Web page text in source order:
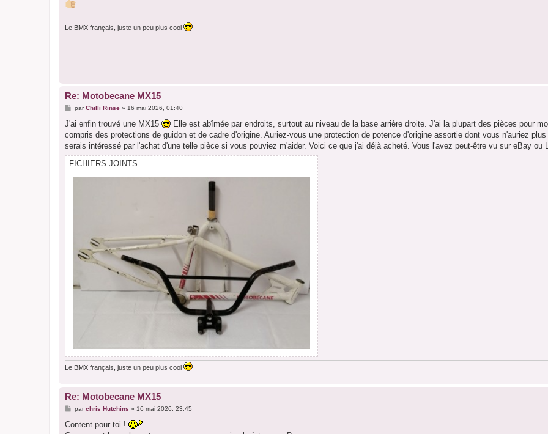
Le BMX français, juste un peu plus cool
Re: Motobecane MX15
M
s
a
g
parChilli Rinse» 16 mai 2026, 01:40
J'ai enfin trouvé une MX15
Elle est abîmée par endroits, surtout au niveau de la base arrière droite. J'ai la plupart des pièces pour
compris des protections de guidon et de cadre d'origine. Auriez-vous une protection de potence d'origine assortie dont vous n'auriez
serais intéressé par l'achat d'une telle pièce si vous pouviez m'aider. Voici ce que j'ai déjà acheté. Vous l'avez peut-être vu sur eBay ou
FICHIERS JOINTS
Le BMX français, juste un peu plus cool
Re: Motobecane MX15
M
s
parchris Hutchins » 16 mai 2026, 23:45
Content pour toi !